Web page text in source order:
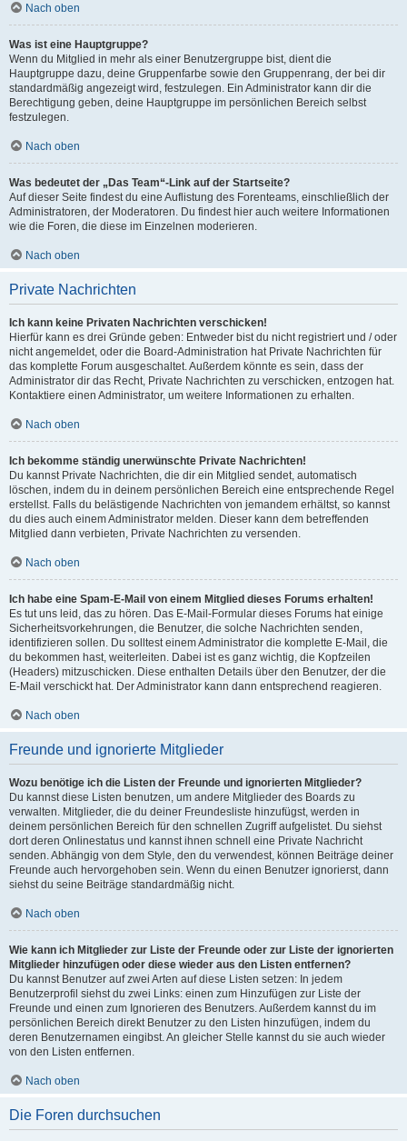
Nach oben
Was ist eine Hauptgruppe?
Wenn du Mitglied in mehr als einer Benutzergruppe bist, dient die
Hauptgruppe dazu, deine Gruppenfarbe sowie den Gruppenrang, der bei dir
standardmäßig angezeigt wird, festzulegen. Ein Administrator kann dir die
Berechtigung geben, deine Hauptgruppe im persönlichen Bereich selbst
festzulegen.
Nach oben
Was bedeutet der „Das Team“-Link auf der Startseite?
Auf dieser Seite findest du eine Auflistung des Forenteams, einschließlich der
Administratoren, der Moderatoren. Du findest hier auch weitere Informationen
wie die Foren, die diese im Einzelnen moderieren.
Nach oben
Private Nachrichten
Ich kann keine Privaten Nachrichten verschicken!
Hierfür kann es drei Gründe geben: Entweder bist du nicht registriert und / oder
nicht angemeldet, oder die Board-Administration hat Private Nachrichten für
das komplette Forum ausgeschaltet. Außerdem könnte es sein, dass der
Administrator dir das Recht, Private Nachrichten zu verschicken, entzogen hat.
Kontaktiere einen Administrator, um weitere Informationen zu erhalten.
Nach oben
Ich bekomme ständig unerwünschte Private Nachrichten!
Du kannst Private Nachrichten, die dir ein Mitglied sendet, automatisch
löschen, indem du in deinem persönlichen Bereich eine entsprechende Regel
erstellst. Falls du belästigende Nachrichten von jemandem erhältst, so kannst
du dies auch einem Administrator melden. Dieser kann dem betreffenden
Mitglied dann verbieten, Private Nachrichten zu versenden.
Nach oben
Ich habe eine Spam-E-Mail von einem Mitglied dieses Forums erhalten!
Es tut uns leid, das zu hören. Das E-Mail-Formular dieses Forums hat einige
Sicherheitsvorkehrungen, die Benutzer, die solche Nachrichten senden,
identifizieren sollen. Du solltest einem Administrator die komplette E-Mail, die
du bekommen hast, weiterleiten. Dabei ist es ganz wichtig, die Kopfzeilen
(Headers) mitzuschicken. Diese enthalten Details über den Benutzer, der die
E-Mail verschickt hat. Der Administrator kann dann entsprechend reagieren.
Nach oben
Freunde und ignorierte Mitglieder
Wozu benötige ich die Listen der Freunde und ignorierten Mitglieder?
Du kannst diese Listen benutzen, um andere Mitglieder des Boards zu
verwalten. Mitglieder, die du deiner Freundesliste hinzufügst, werden in
deinem persönlichen Bereich für den schnellen Zugriff aufgelistet. Du siehst
dort deren Onlinestatus und kannst ihnen schnell eine Private Nachricht
senden. Abhängig von dem Style, den du verwendest, können Beiträge deiner
Freunde auch hervorgehoben sein. Wenn du einen Benutzer ignorierst, dann
siehst du seine Beiträge standardmäßig nicht.
Nach oben
Wie kann ich Mitglieder zur Liste der Freunde oder zur Liste der ignorierten
Mitglieder hinzufügen oder diese wieder aus den Listen entfernen?
Du kannst Benutzer auf zwei Arten auf diese Listen setzen: In jedem
Benutzerprofil siehst du zwei Links: einen zum Hinzufügen zur Liste der
Freunde und einen zum Ignorieren des Benutzers. Außerdem kannst du im
persönlichen Bereich direkt Benutzer zu den Listen hinzufügen, indem du
deren Benutzernamen eingibst. An gleicher Stelle kannst du sie auch wieder
von den Listen entfernen.
Nach oben
Die Foren durchsuchen